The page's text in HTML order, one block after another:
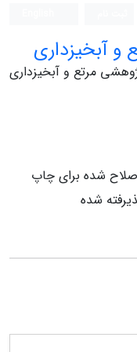
آبخیزداری
مرتع و آبخیزداری
شده برای چاپ
شده